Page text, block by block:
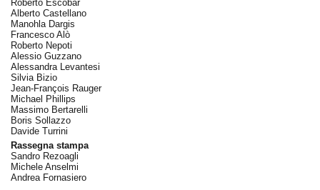
Roberto Escobar
Alberto Castellano
Manohla Dargis
Francesco Alò
Roberto Nepoti
Alessio Guzzano
Alessandra Levantesi
Silvia Bizio
Jean-François Rauger
Michael Phillips
Massimo Bertarelli
Boris Sollazzo
Davide Turrini
Rassegna stampa
Sandro Rezoagli
Michele Anselmi
Andrea Fornasiero